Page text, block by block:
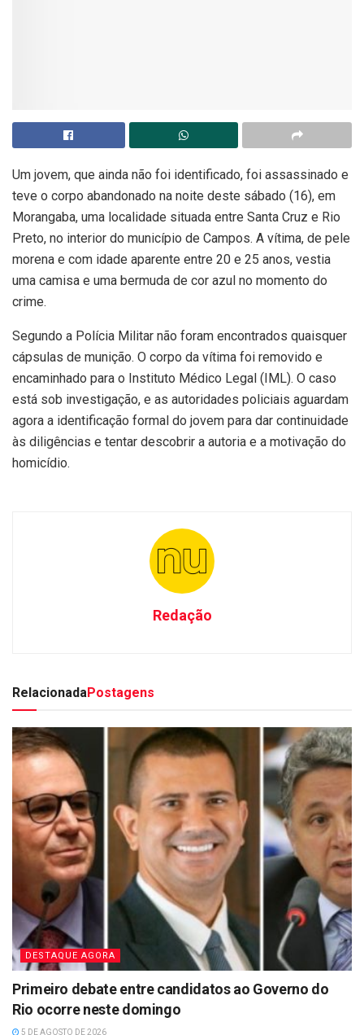
Um jovem, que ainda não foi identificado, foi assassinado e
teve o corpo abandonado na noite deste sábado (16), em
Morangaba, uma localidade situada entre Santa Cruz e Rio
Preto, no interior do município de Campos. A vítima, de pele
morena e com idade aparente entre 20 e 25 anos, vestia
uma camisa e uma bermuda de cor azul no momento do
crime.
Segundo a Polícia Militar não foram encontrados quaisquer
cápsulas de munição. O corpo da vítima foi removido e
encaminhado para o Instituto Médico Legal (IML). O caso
está sob investigação, e as autoridades policiais aguardam
agora a identificação formal do jovem para dar continuidade
às diligências e tentar descobrir a autoria e a motivação do
homicídio.
Redação
RelacionadaPostagens
DESTAQUE AGORA
Primeiro debate entre candidatos ao Governo do
Rio ocorre neste domingo
5 DE AGOSTO DE 2026